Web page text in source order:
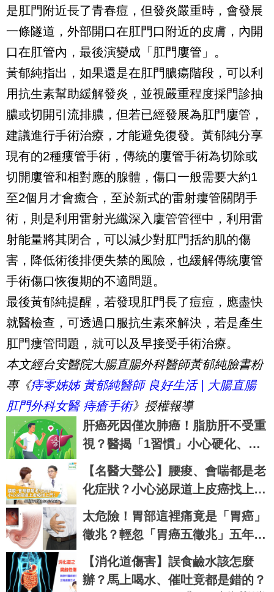
是肛門附近長了青春痘，但發炎嚴重時，會發展
一條隧道，外部開口在肛門口附近的皮膚，內開
口在肛管內，最後演變成「肛門廔管」。
黃郁純指出，如果還是在肛門膿瘍階段，可以利
用抗生素幫助緩解發炎，並視嚴重程度採門診抽
膿或切開引流排膿，但若已經發展為肛門廔管，
建議進行手術治療，才能避免復發。黃郁純分享
現有的2種瘻管手術，傳統的廔管手術為切除或
切開廔管和相對應的腺體，傷口一般需要大約1
至2個月才會癒合，至於新式的雷射瘻管關閉手
術，則是利用雷射光纖深入廔管管徑中，利用雷
射能量將其閉合，可以減少對肛門括約肌的傷
害，降低術後排便失禁的風險，也緩解傳統廔管
手術傷口恢復期的不適問題。
最後黃郁純提醒，若發現肛門長了痘痘，應盡快
就醫檢查，可透過口服抗生素來解決，若是產生
肛門瘻管問題，就可以及早接受手術治療。
本文經台安醫院大腸直腸外科醫師黃郁純臉書粉
專《痔零姊姊 黃郁純醫師 良好生活 | 大腸直腸
肛門外科女醫 痔瘡手術》授權報導
肝癌死因僅次肺癌！脂肪肝不受重
視？醫揭「1習慣」小心硬化、變
腫瘤
【名醫大聲公】腰痠、會喘都是老
化症狀？小心泌尿道上皮癌找上
門！鍾旭東醫師
太危險！胃部這裡痛竟是「胃癌」
徵兆？輕忽「胃癌五徵兆」五年存
活率剩5%｜每日健康Health
【消化道傷害】誤食鹼水該怎麼
辦？馬上喝水、催吐竟都是錯的？